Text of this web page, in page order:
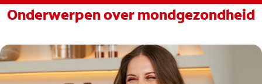
Onderwerpen over mondgezondheid